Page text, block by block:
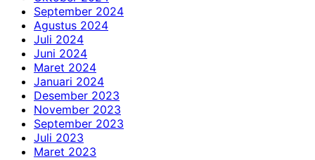
September 2024
Agustus 2024
Juli 2024
Juni 2024
Maret 2024
Januari 2024
Desember 2023
November 2023
September 2023
Juli 2023
Maret 2023